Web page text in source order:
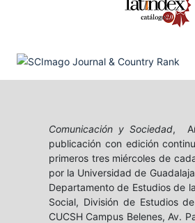
Comunicación y Sociedad,
publicación con edición
primeros tres miércoles de
por la Universidad de
Departamento de Estudios de
Social, División de Estudios
CUCSH Campus Belenes, Av.